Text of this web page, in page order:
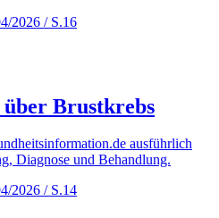
2026 / S.16
Brustkrebs
ausführlich
Diagnose und Behandlung.
2026 / S.14